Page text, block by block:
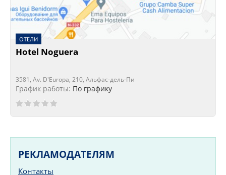
ОТЕЛИ
Hotel Noguera
3581, Av. D'Europa, 210, Альфас-дель-Пи
График работы: По графику
РЕКЛАМОДАТЕЛЯМ
Контакты